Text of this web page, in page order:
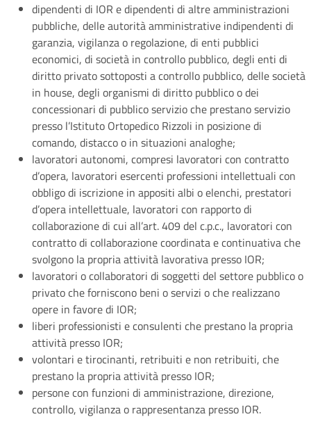
dipendenti di IOR e dipendenti di altre amministrazioni
pubbliche, delle autorità amministrative indipendenti di
garanzia, vigilanza o regolazione, di enti pubblici
economici, di società in controllo pubblico, degli enti di
diritto privato sottoposti a controllo pubblico, delle società
in house, degli organismi di diritto pubblico o dei
concessionari di pubblico servizio che prestano servizio
presso l’Istituto Ortopedico Rizzoli in posizione di
comando, distacco o in situazioni analoghe;
lavoratori autonomi, compresi lavoratori con contratto
d’opera, lavoratori esercenti professioni intellettuali con
obbligo di iscrizione in appositi albi o elenchi, prestatori
d’opera intellettuale, lavoratori con rapporto di
collaborazione di cui all’art. 409 del c.p.c., lavoratori con
contratto di collaborazione coordinata e continuativa che
svolgono la propria attività lavorativa presso IOR;
lavoratori o collaboratori di soggetti del settore pubblico o
privato che forniscono beni o servizi o che realizzano
opere in favore di IOR;
liberi professionisti e consulenti che prestano la propria
attività presso IOR;
volontari e tirocinanti, retribuiti e non retribuiti, che
prestano la propria attività presso IOR;
persone con funzioni di amministrazione, direzione,
controllo, vigilanza o rappresentanza presso IOR.